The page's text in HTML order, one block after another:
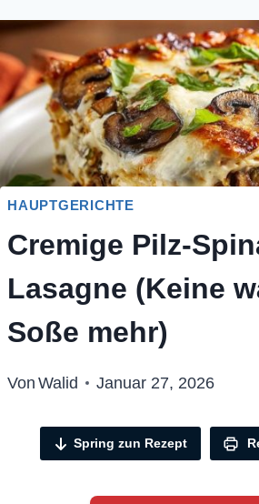
HAUPTGERICHTE
Cremige Pilz-
Lasagne (Keine
Soße mehr)
Von Walid Januar 27, 2026
Spring zun Rezept